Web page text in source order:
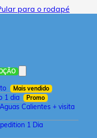
para o rodapé
Mais vendido
1 dia Promo
Calientes + visita
1 Dia